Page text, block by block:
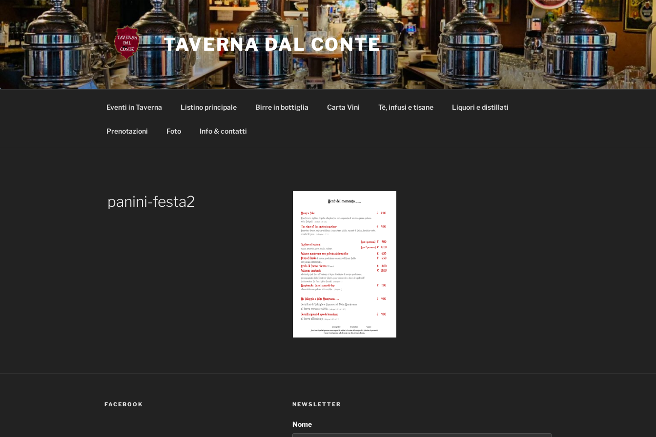
contenuto
TAVERNA DAL CONTE
Eventi in Taverna Listino principale Birre in bottiglia Carta Vini Tè, infusi e tisane Liquori e distillati
Prenotazioni Foto Info & contatti
panini-festa2
FACEBOOK NEWSLETTER
Nome